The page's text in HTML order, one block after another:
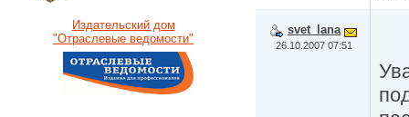
Издательский дом
"Отраслевые ведомости"
svet_lana
26.10.2007 07:51